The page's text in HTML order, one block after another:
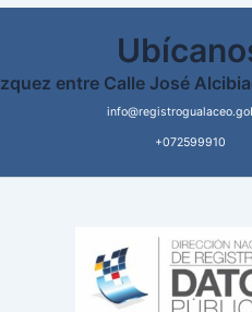
entre Calle José
+072599910